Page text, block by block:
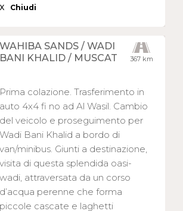
X Chiudi
367 km
WAHIBA SANDS / WADI
BANI KHALID / MUSCAT
Prima colazione. Trasferimento in
auto 4x4 fi no ad Al Wasil. Cambio
del veicolo e proseguimento per
Wadi Bani Khalid a bordo di
van/minibus. Giunti a destinazione,
visita di questa splendida oasi-
wadi, attraversata da un corso
d’acqua perenne che forma
piccole cascate e laghetti